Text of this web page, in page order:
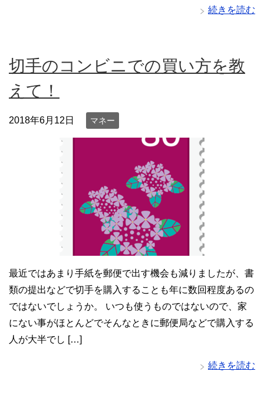
続きを読む
切手のコンビニでの買い方を教
えて！
2018年6月12日 マネー
最近ではあまり手紙を郵便で出す機会も減りましたが、書
類の提出などで切手を購入することも年に数回程度あるの
ではないでしょうか。 いつも使うものではないので、家
にない事がほとんどでそんなときに郵便局などで購入する
人が大半でし […]
続きを読む